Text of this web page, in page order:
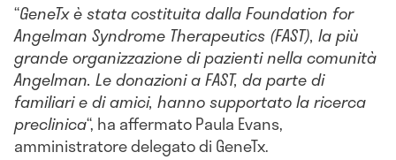
“GeneTx è stata costituita dalla Foundation for
Angelman Syndrome Therapeutics (FAST), la più
grande organizzazione di pazienti nella comunità
Angelman. Le donazioni a FAST, da parte di
familiari e di amici, hanno supportato la ricerca
preclinica“, ha affermato Paula Evans,
amministratore delegato di GeneTx.